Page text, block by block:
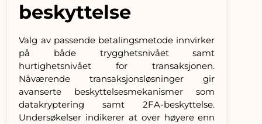
beskyttelse
Valg av passende betalingsmetode innvirker
på både trygghetsnivået samt
hurtighetsnivået for transaksjonen.
Nåværende transaksjonsløsninger gir
avanserte beskyttelsesmekanismer som
datakryptering samt 2FA-beskyttelse.
Undersøkelser indikerer at over høyere enn